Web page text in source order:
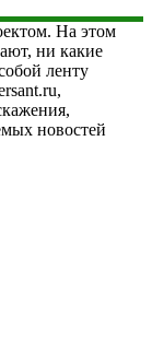
На этом
ни какие
ленту
новостей